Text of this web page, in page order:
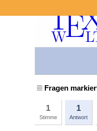
Fragen
1
Stimme
1
Antwort